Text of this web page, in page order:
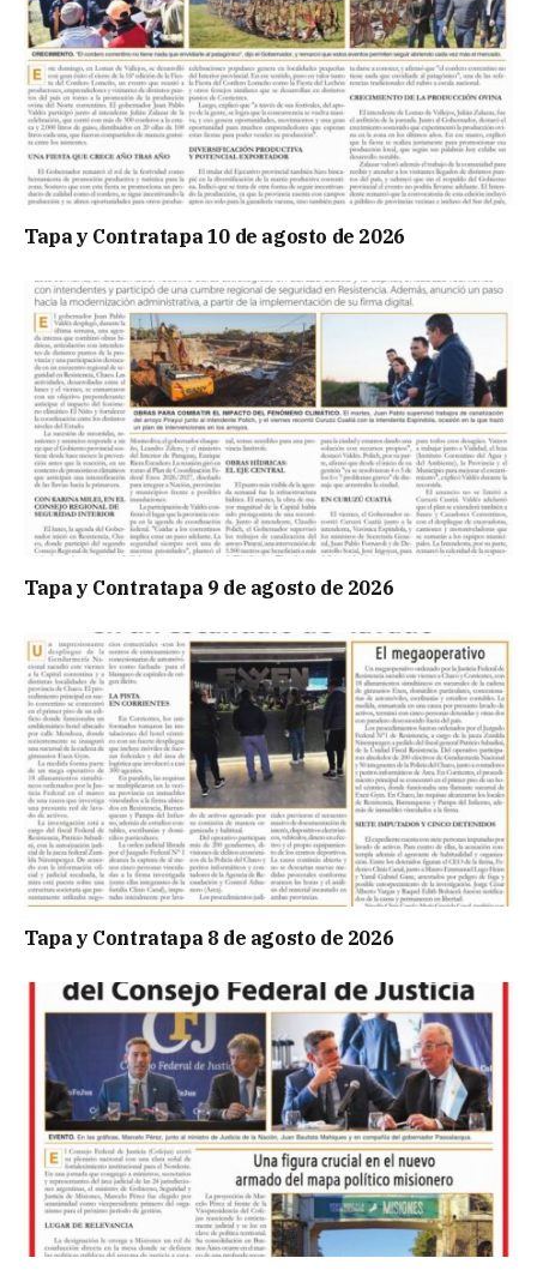
Tapa y Contratapa 10 de agosto de 2026
Tapa y Contratapa 9 de agosto de 2026
Tapa y Contratapa 8 de agosto de 2026